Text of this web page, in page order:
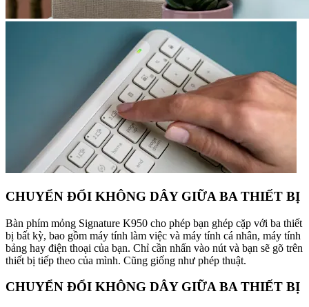
CHUYỂN ĐỔI KHÔNG DÂY GIỮA BA THIẾT BỊ
Bàn phím mỏng Signature K950 cho phép bạn ghép cặp với ba thiết
bị bất kỳ, bao gồm máy tính làm việc và máy tính cá nhân, máy tính
bảng hay điện thoại của bạn. Chỉ cần nhấn vào nút và bạn sẽ gõ trên
thiết bị tiếp theo của mình. Cũng giống như phép thuật.
CHUYỂN ĐỔI KHÔNG DÂY GIỮA BA THIẾT BỊ